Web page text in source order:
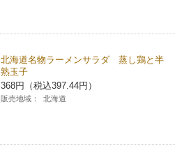
北海道名物ラーメンサラダ 蒸し鶏と半
熟玉子
368円（税込397.44円）
販売地域： 北海道